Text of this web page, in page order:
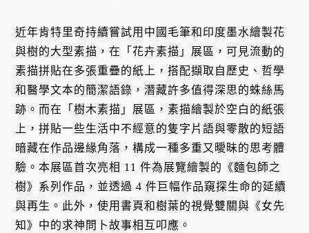
近年肯特里奇持續嘗試用中國毛筆和印度墨水繪製花
與樹的大型素描，在「花卉素描」展區，可見流動的
素描拼貼在多張重疊的紙上，搭配擷取自歷史、哲學
和醫學文本的簡潔語錄，潛藏許多值得深思的蛛絲馬
跡。而在「樹木素描」展區，素描繪製於空白的紙張
上，拼貼一些生活中不經意的隻字片語與零散的短語
暗藏在作品邊緣角落，構成一種多重又曖昧的思考體
驗。本展區首次亮相 11 件為展覽繪製的《麵包師之
樹》系列作品，並透過 4 件巨幅作品窺探生命的延續
與再生。此外，使用書頁和樹葉的視覺雙關與《女先
知》中的求神問卜故事相互叩應。